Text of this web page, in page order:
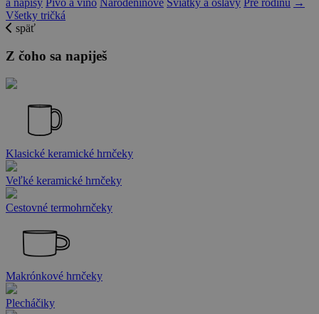
a nápisy Pivo a víno Narodeninové Sviatky a oslavy Pre rodinu →
Všetky tričká
späť
Z čoho sa napiješ
Klasické keramické hrnčeky
Veľké keramické hrnčeky
Cestovné termohrnčeky
Makrónkové hrnčeky
Plecháčiky